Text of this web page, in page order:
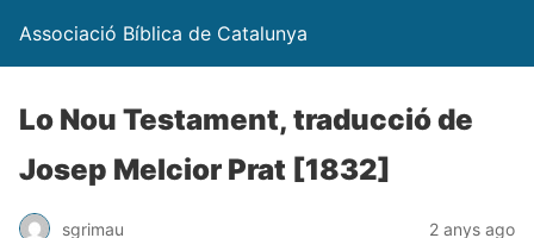
Associació Bíblica de Catalunya
Lo Nou Testament, traducció de
Josep Melcior Prat [1832]
sgrimau 2 anys ago